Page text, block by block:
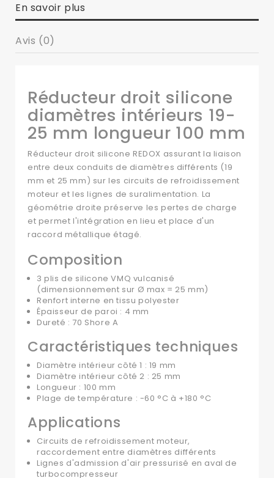
En savoir plus
Avis (0)
Réducteur droit silicone
diamètres intérieurs 19-
25 mm longueur 100 mm
Réducteur droit silicone REDOX assurant la liaison
entre deux conduits de diamètres différents (19
mm et 25 mm) sur les circuits de refroidissement
moteur et les lignes de suralimentation. La
géométrie droite préserve les pertes de charge
et permet l'intégration en lieu et place d'un
raccord métallique étagé.
Composition
3 plis de silicone VMQ vulcanisé
(dimensionnement sur Ø max = 25 mm)
Renfort interne en tissu polyester
Épaisseur de paroi : 4 mm
Dureté : 70 Shore A
Caractéristiques techniques
Diamètre intérieur côté 1 : 19 mm
Diamètre intérieur côté 2 : 25 mm
Longueur : 100 mm
Plage de température : -60 °C à +180 °C
Applications
Circuits de refroidissement moteur,
raccordement entre diamètres différents
Lignes d'admission d'air pressurisé en aval de
turbocompresseur